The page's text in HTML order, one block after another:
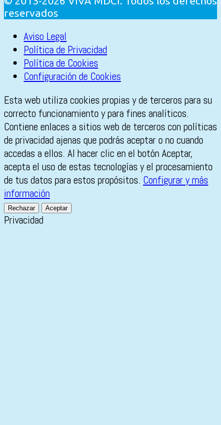
reservados
Aviso Legal
Política de Privacidad
Política de Cookies
Configuración de Cookies
Esta web utiliza cookies propias y de terceros para su
correcto funcionamiento y para fines analíticos.
Contiene enlaces a sitios web de terceros con políticas
de privacidad ajenas que podrás aceptar o no cuando
accedas a ellos. Al hacer clic en el botón Aceptar,
acepta el uso de estas tecnologías y el procesamiento
de tus datos para estos propósitos. Configurar y más
información
Rechazar Aceptar
Privacidad